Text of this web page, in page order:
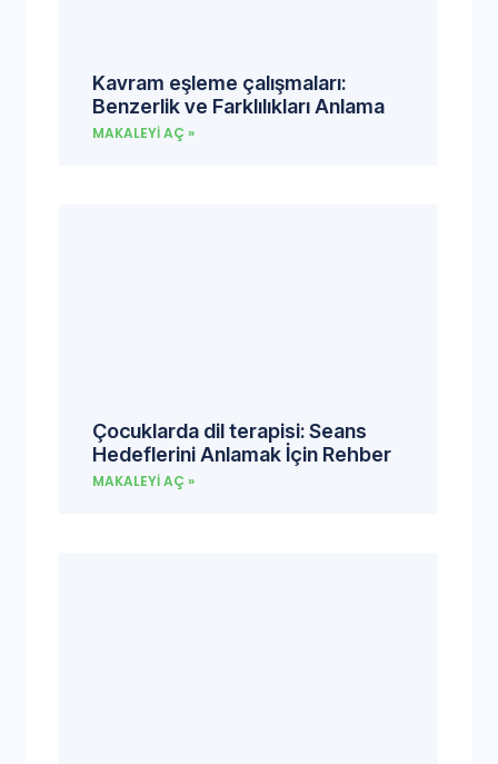
Kavram eşleme çalışmaları:
Benzerlik ve Farklılıkları Anlama
MAKALEYI AÇ »
Çocuklarda dil terapisi: Seans
Hedeflerini Anlamak İçin Rehber
MAKALEYI AÇ »